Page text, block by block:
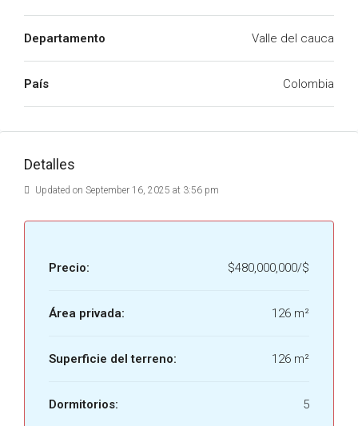
Departamento Valle del cauca
País Colombia
Detalles
Updated on September 16, 2025 at 3:56 pm
Precio: $480,000,000/$
Área privada: 126 m²
Superficie del terreno: 126 m²
Dormitorios: 5